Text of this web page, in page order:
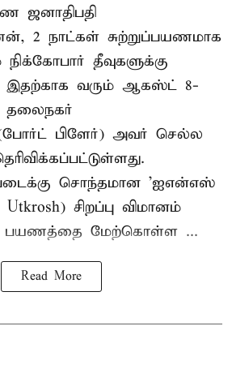
ஜனாதிபதி
2 நாட்கள் சுற்றுப்பயணமாக
தீவுகளுக்கு
வரும் ஆகஸ்ட் 8-
தலைநகர்
பிளேர்) அவர் செல்ல
சொந்தமான 'ஐஎன்எஸ்
சிறப்பு விமானம்
பயணத்தை மேற்கொள்ள ...
Read More